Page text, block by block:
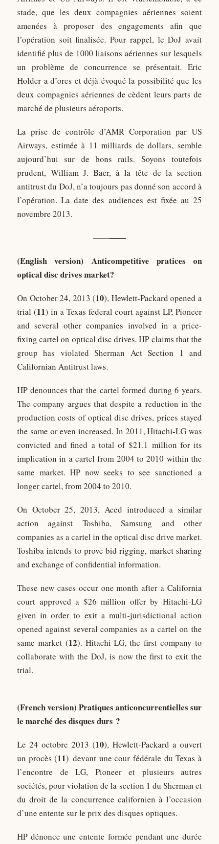
stade, que les deux compagnies aériennes soient
amenées à proposer des engagements afin que
l’opération soit finalisée. Pour rappel, le DoJ avait
identifié plus de 1000 liaisons aériennes sur lesquels
un problème de concurrence se présentait. Eric
Holder a d’ores et déjà évoqué la possibilité que les
deux compagnies aériennes de cèdent leurs parts de
marché de plusieurs aéroports.
La prise de contrôle d’AMR Corporation par US
Airways, estimée à 11 milliards de dollars, semble
aujourd’hui sur de bons rails. Soyons toutefois
prudent, William J. Baer, à la tête de la section
antitrust du DoJ, n’a toujours pas donné son accord à
l’opération. La date des audiences est fixée au 25
novembre 2013.
————
(English version) Anticompetitive pratices on
optical disc drives market?
On October 24, 2013 (10), Hewlett-Packard opened a
trial (11) in a Texas federal court against LP, Pioneer
and several other companies involved in a price-
fixing cartel on optical disc drives. HP claims that the
group has violated Sherman Act Section 1 and
Californian Antitrust laws.
HP denounces that the cartel formed during 6 years.
The company argues that despite a reduction in the
production costs of optical disc drives, prices stayed
the same or even increased. In 2011, Hitachi-LG was
convicted and fined a total of $21.1 million for its
implication in a cartel from 2004 to 2010 within the
same market. HP now seeks to see sanctioned a
longer cartel, from 2004 to 2010.
On October 25, 2013, Aced introduced a similar
action against Toshiba, Samsung and other
companies as a cartel in the optical disc drive market.
Toshiba intends to prove bid rigging, market sharing
and exchange of confidential information.
These new cases occur one month after a California
court approved a $26 million offer by Hitachi-LG
given in order to exit a multi-jurisdictional action
opened against several companies as a cartel on the
same market (12). Hitachi-LG, the first company to
collaborate with the DoJ, is now the first to exit the
trial.
(French version) Pratiques anticoncurrentielles sur
le marché des disques durs ?
Le 24 octobre 2013 (10), Hewlett-Packard a ouvert
un procès (11) devant une cour fédérale du Texas à
l’encontre de LG, Pioneer et plusieurs autres
sociétés, pour violation de la section 1 du Sherman et
du droit de la concurrence californien à l’occasion
d’une entente sur le prix des disques optiques.
HP dénonce une entente formée pendant une durée